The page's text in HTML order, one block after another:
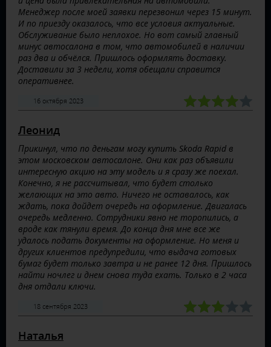
Менеджер после моей заявки перезвонил через 15 минут.
И по приезду оказалось, что все условия актуальные.
Обслуживание было неплохое. Но вот самый главный
минус автосалона в том, что автомобилей в наличии
раз два и обчёлся. Пришлось оформлять доставку.
Доставили за 3 недели, хотя обещали справится
оперативнее.
16 октября 2023
Леонид
Прикинул, что по деньгам могу купить Skoda Rapid в
этом московском автосалоне. Они как раз объявили
интересную акцию на эту модель и я сразу же поехал.
Конечно, я не рассчитывал, что будет столько
желающих на это авто. Ничего не оставалось, как
ждать, пока дойдет очередь на оформление. Двигалась
очередь медленно. Сотрудники явно не торопились, а
вроде как тянули время. До конца дня мне все же
удалось подать документы на оформление. Но меня и
других клиентов предупредили, что выдача готовых
бумаг будет только завтра и не ранее 12 дня. Пришлось
найти ночлег и днем снова туда ехать. Только в 2 часа
дня отдали ключи.
18 сентября 2023
Наталья